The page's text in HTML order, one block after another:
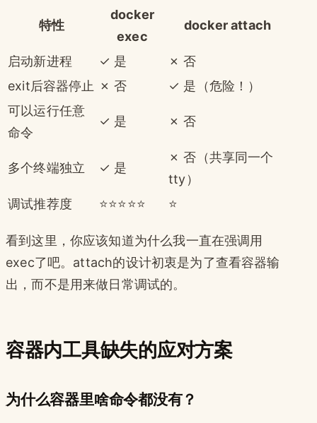
特性
docker
exec
docker attach
启动新进程 ✓ 是
✗ 否
exit后容器停止 ✗ 否
✓ 是（危险！）
可以运行任意
命令
✓ 是 ✗ 否
多个终端独立 ✓ 是
✗ 否（共享同一个
tty）
调试推荐度
⭐⭐⭐⭐⭐ ⭐
看到这里，你应该知道为什么我一直在强调用
exec了吧。attach的设计初衷是为了查看容器输
出，而不是用来做日常调试的。
容器内工具缺失的应对方案
为什么容器里啥命令都没有？